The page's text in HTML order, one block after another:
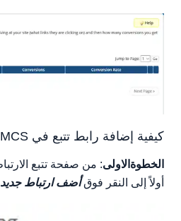
كيفية إضافة رابط تتبع في WHMCS
الخطوةالاولى
أولاً إلى النقر فوقأضف ارتباط جديد